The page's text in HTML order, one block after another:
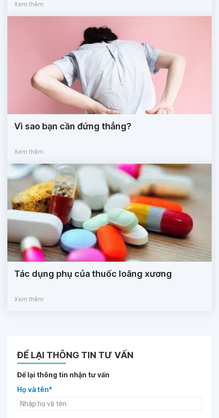
Xem thêm
Vì sao bạn cần đứng thẳng?
Xem thêm
Tác dụng phụ của thuốc loãng xương
Xem thêm
ĐỂ LẠI THÔNG TIN TƯ VẤN
Để lại thông tin nhận tư vấn
Họ và tên*